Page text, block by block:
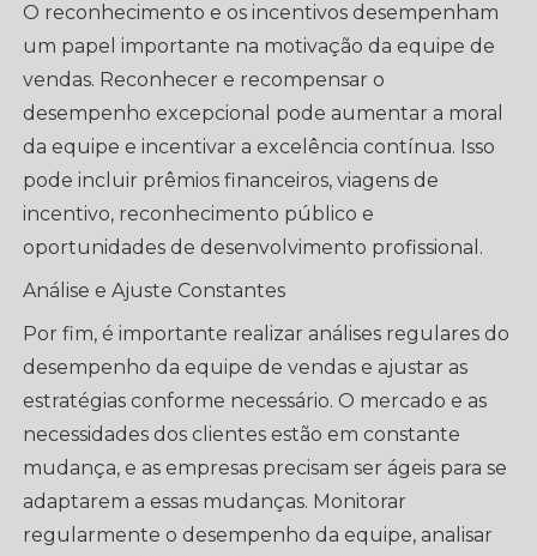
O reconhecimento e os incentivos desempenham
um papel importante na motivação da equipe de
vendas. Reconhecer e recompensar o
desempenho excepcional pode aumentar a moral
da equipe e incentivar a excelência contínua. Isso
pode incluir prêmios financeiros, viagens de
incentivo, reconhecimento público e
oportunidades de desenvolvimento profissional.
Análise e Ajuste Constantes
Por fim, é importante realizar análises regulares do
desempenho da equipe de vendas e ajustar as
estratégias conforme necessário. O mercado e as
necessidades dos clientes estão em constante
mudança, e as empresas precisam ser ágeis para se
adaptarem a essas mudanças. Monitorar
regularmente o desempenho da equipe, analisar